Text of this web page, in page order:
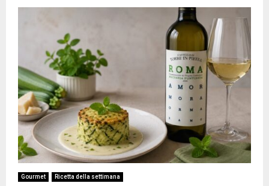
Gourmet Ricetta della settimana